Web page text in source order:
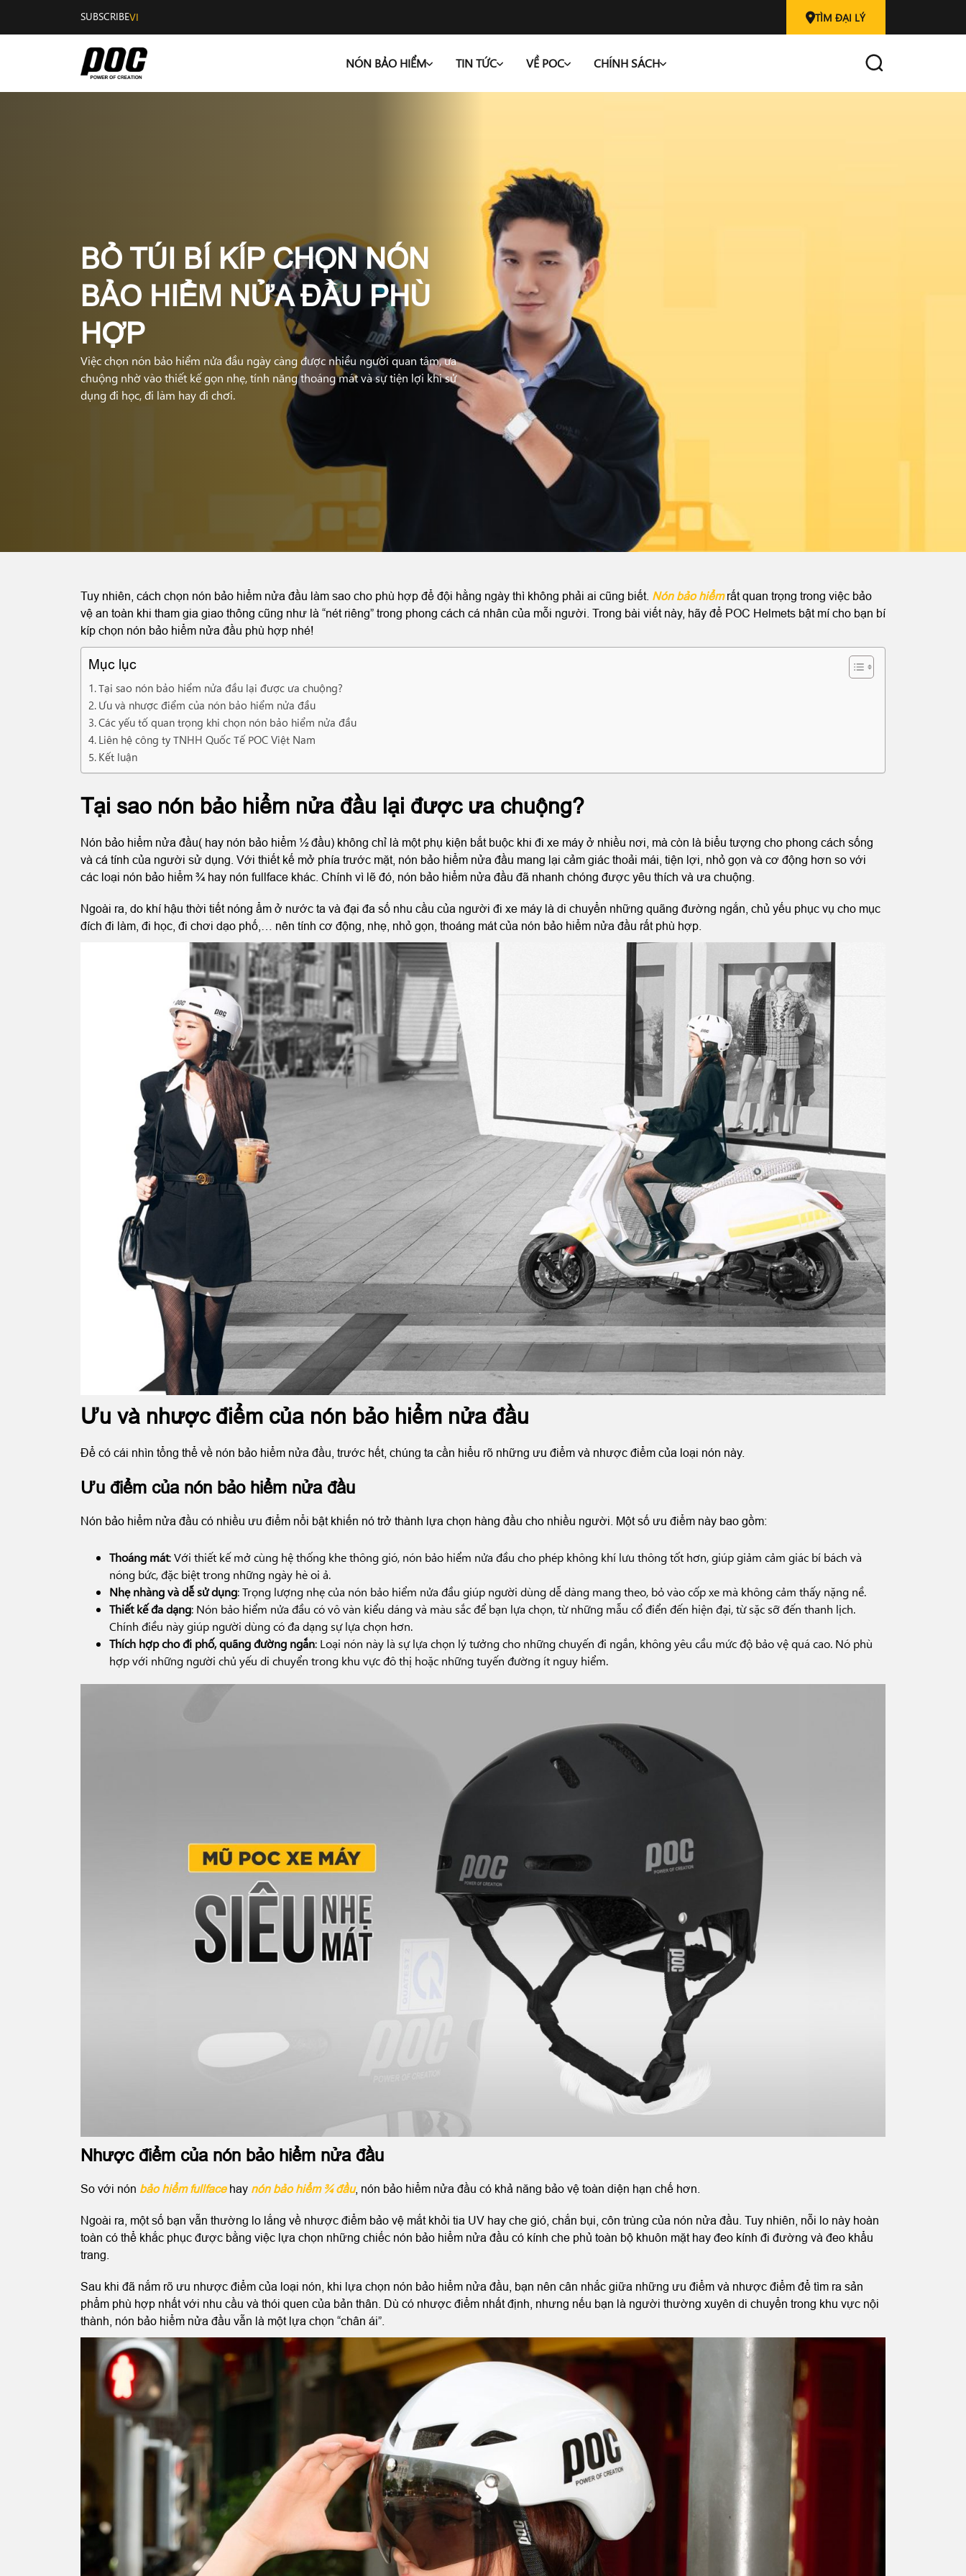
SUBSCRIBEVI TÌM ĐẠI LÝ
NÓN BẢO HIỂM TIN TỨC VỀ POC CHÍNH SÁCH
BỎ TÚI BÍ KÍP CHỌN NÓN
BẢO HIỂM NỬA ĐẦU PHÙ
HỢP
Việc chọn nón bảo hiểm nửa đầu ngày càng được nhiều người quan tâm, ưa
chuộng nhờ vào thiết kế gọn nhẹ, tính năng thoáng mát và sự tiện lợi khi sử
dụng đi học, đi làm hay đi chơi.
Tuy nhiên, cách chọn nón bảo hiểm nửa đầu làm sao cho phù hợp để đội hằng ngày thì không phải ai cũng biết. Nón bảo hiểmrất quan trọng trong việc bảo
vệ an toàn khi tham gia giao thông cũng như là “nét riêng” trong phong cách cá nhân của mỗi người. Trong bài viết này, hãy để POC Helmets bật mí cho bạn bí
kíp chọn nón bảo hiểm nửa đầu phù hợp nhé!
Mục lục
Tại sao nón bảo hiểm nửa đầu lại được ưa chuộng?
Ưu và nhược điểm của nón bảo hiểm nửa đầu
Các yếu tố quan trọng khi chọn nón bảo hiểm nửa đầu
Liên hệ công ty TNHH Quốc Tế POC Việt Nam
Kết luận
Tại sao nón bảo hiểm nửa đầu lại được ưa chuộng?
Nón bảo hiểm nửa đầu( hay nón bảo hiểm ½ đầu) không chỉ là một phụ kiện bắt buộc khi đi xe máy ở nhiều nơi, mà còn là biểu tượng cho phong cách sống
và cá tính của người sử dụng. Với thiết kế mở phía trước mặt, nón bảo hiểm nửa đầu mang lại cảm giác thoải mái, tiện lợi, nhỏ gọn và cơ động hơn so với
các loại nón bảo hiểm ¾ hay nón fullface khác. Chính vì lẽ đó, nón bảo hiểm nửa đầu đã nhanh chóng được yêu thích và ưa chuộng.
Ngoài ra, do khí hậu thời tiết nóng ẩm ở nước ta và đại đa số nhu cầu của người đi xe máy là di chuyển những quãng đường ngắn, chủ yếu phục vụ cho mục
đích đi làm, đi học, đi chơi dạo phố,… nên tính cơ động, nhẹ, nhỏ gọn, thoáng mát của nón bảo hiểm nửa đầu rất phù hợp.
Ưu và nhược điểm của nón bảo hiểm nửa đầu
Để có cái nhìn tổng thể về nón bảo hiểm nửa đầu, trước hết, chúng ta cần hiểu rõ những ưu điểm và nhược điểm của loại nón này.
Ưu điểm của nón bảo hiểm nửa đầu
Nón bảo hiểm nửa đầu có nhiều ưu điểm nổi bật khiến nó trở thành lựa chọn hàng đầu cho nhiều người. Một số ưu điểm này bao gồm:
Thoáng mát: Với thiết kế mở cùng hệ thống khe thông gió, nón bảo hiểm nửa đầu cho phép không khí lưu thông tốt hơn, giúp giảm cảm giác bí bách và
nóng bức, đặc biệt trong những ngày hè oi ả.
Nhẹ nhàng và dễ sử dụng: Trọng lượng nhẹ của nón bảo hiểm nửa đầu giúp người dùng dễ dàng mang theo, bỏ vào cốp xe mà không cảm thấy nặng nề.
Thiết kế đa dạng: Nón bảo hiểm nửa đầu có vô vàn kiểu dáng và màu sắc để bạn lựa chọn, từ những mẫu cổ điển đến hiện đại, từ sặc sỡ đến thanh lịch.
Chính điều này giúp người dùng có đa dạng sự lựa chọn hơn.
Thích hợp cho đi phố, quãng đường ngắn: Loại nón này là sự lựa chọn lý tưởng cho những chuyến đi ngắn, không yêu cầu mức độ bảo vệ quá cao. Nó phù
hợp với những người chủ yếu di chuyển trong khu vực đô thị hoặc những tuyến đường ít nguy hiểm.
Nhược điểm của nón bảo hiểm nửa đầu
So với nón bảo hiểm fullfacehay nón bảo hiểm ¾ đầu, nón bảo hiểm nửa đầu có khả năng bảo vệ toàn diện hạn chế hơn.
Ngoài ra, một số bạn vẫn thường lo lắng về nhược điểm bảo vệ mắt khỏi tia UV hay che gió, chắn bụi, côn trùng của nón nửa đầu. Tuy nhiên, nỗi lo này hoàn
toàn có thể khắc phục được bằng việc lựa chọn những chiếc nón bảo hiểm nửa đầu có kính che phủ toàn bộ khuôn mặt hay đeo kính đi đường và đeo khẩu
trang.
Sau khi đã nắm rõ ưu nhược điểm của loại nón, khi lựa chọn nón bảo hiểm nửa đầu, bạn nên cân nhắc giữa những ưu điểm và nhược điểm để tìm ra sản
phẩm phù hợp nhất với nhu cầu và thói quen của bản thân. Dù có nhược điểm nhất định, nhưng nếu bạn là người thường xuyên di chuyển trong khu vực nội
thành, nón bảo hiểm nửa đầu vẫn là một lựa chọn “chân ái”.